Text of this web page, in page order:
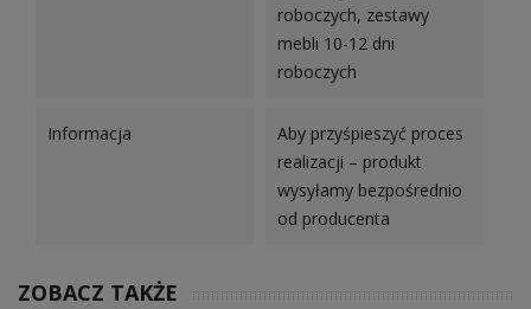
roboczych, zestawy
mebli 10-12 dni
roboczych
Informacja
Aby przyśpieszyć proces
realizacji – produkt
wysyłamy bezpośrednio
od producenta
ZOBACZ TAKŻE